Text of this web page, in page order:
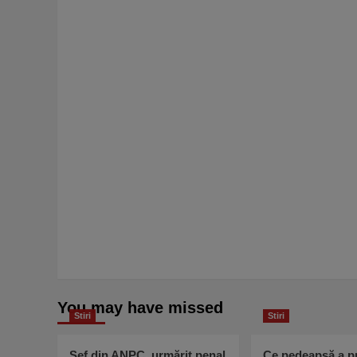
You may have missed
Stiri Stiri